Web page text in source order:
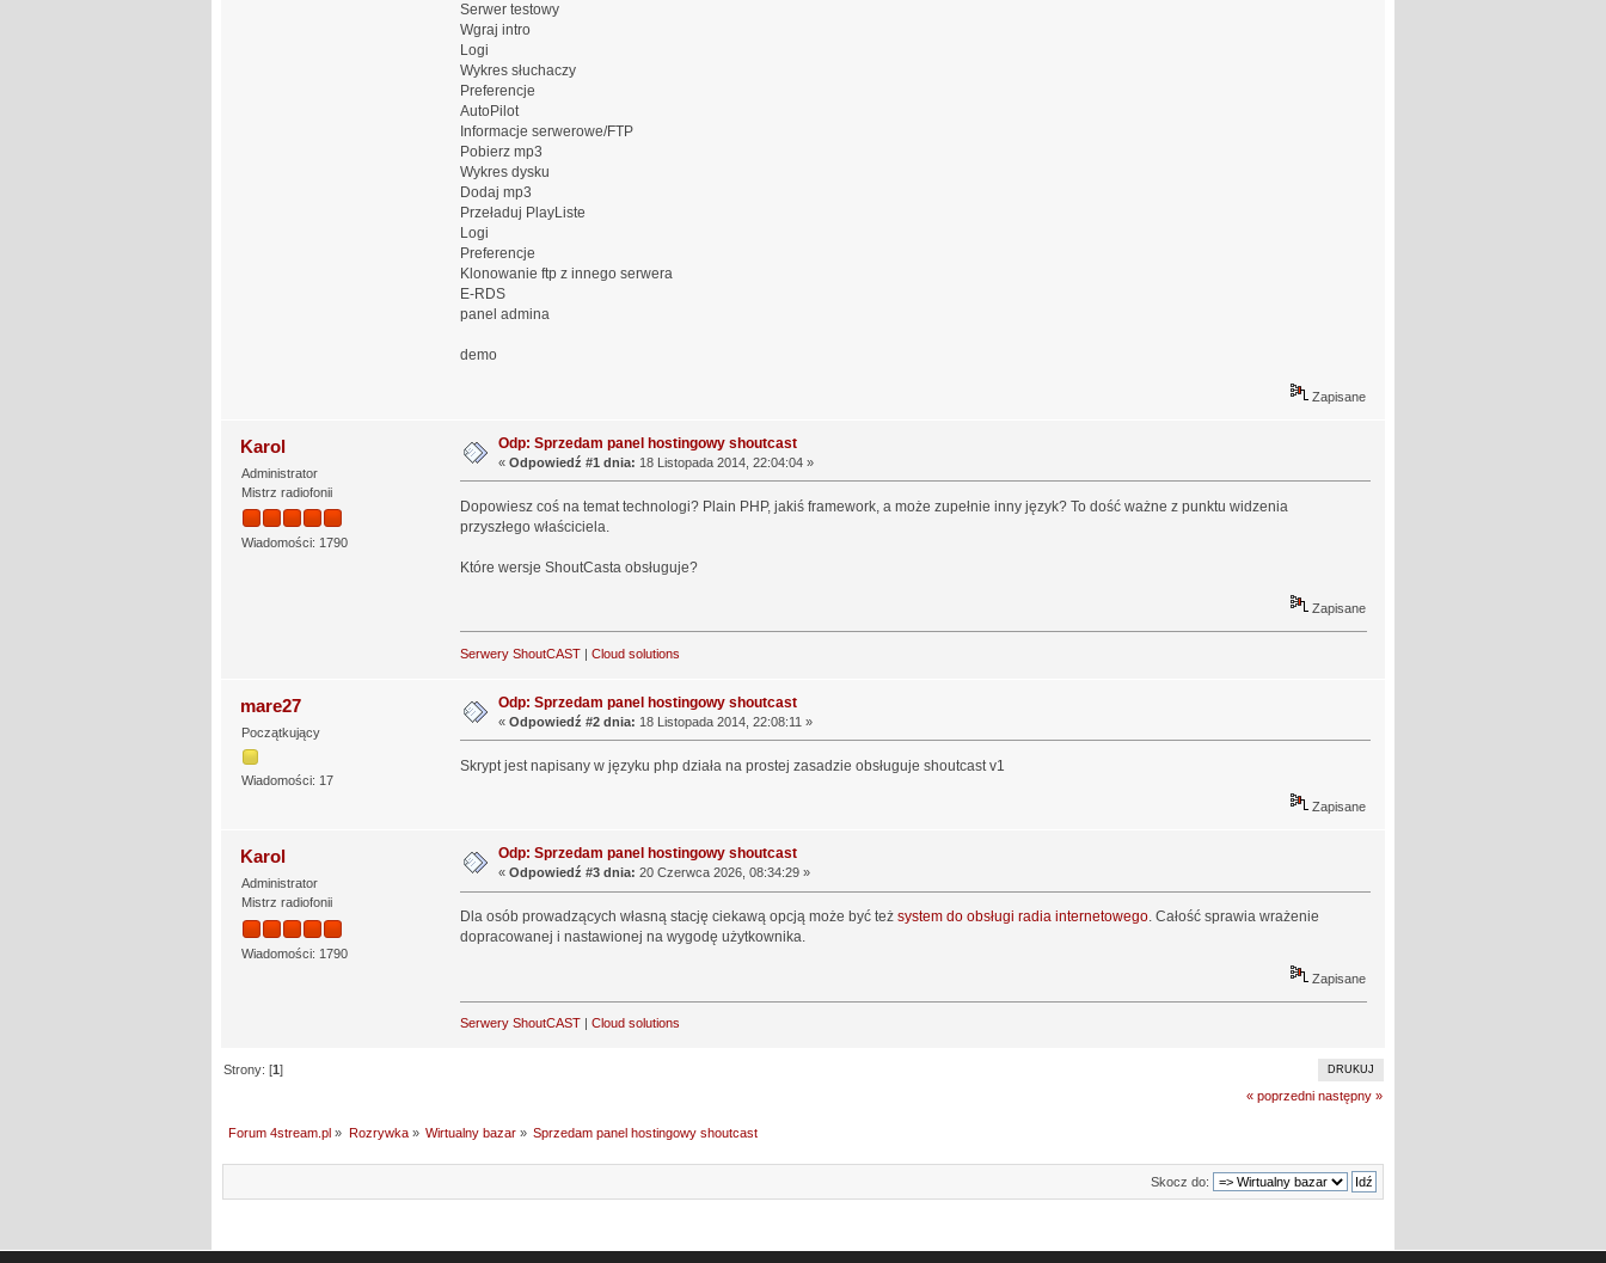
Serwer testowy
Wgraj intro
Logi
Wykres słuchaczy
Preferencje
AutoPilot
Informacje serwerowe/FTP
Pobierz mp3
Wykres dysku
Dodaj mp3
Przeładuj PlayListe
Logi
Preferencje
Klonowanie ftp z innego serwera
E-RDS
panel admina
demo
Zapisane
Karol
Administrator
Mistrz radiofonii
Wiadomości: 1790
Odp: Sprzedam panel hostingowy shoutcast
« Odpowiedź #1 dnia: 18 Listopada 2014, 22:04:04 »
Dopowiesz coś na temat technologi? Plain PHP, jakiś framework, a może zupełnie inny język? To dość ważne z punktu widzenia
przyszłego właściciela.
Które wersje ShoutCasta obsługuje?
Zapisane
Serwery ShoutCAST| Cloud solutions
mare27
Początkujący
Wiadomości: 17
Odp: Sprzedam panel hostingowy shoutcast
« Odpowiedź #2 dnia: 18 Listopada 2014, 22:08:11 »
Skrypt jest napisany w języku php działa na prostej zasadzie obsługuje shoutcast v1
Zapisane
Karol
Administrator
Mistrz radiofonii
Wiadomości: 1790
Odp: Sprzedam panel hostingowy shoutcast
« Odpowiedź #3 dnia: 20 Czerwca 2026, 08:34:29 »
Dla osób prowadzących własną stację ciekawą opcją może być też system do obsługi radia internetowego. Całość sprawia wrażenie
dopracowanej i nastawionej na wygodę użytkownika.
Zapisane
Serwery ShoutCAST| Cloud solutions
DRUKUJ
Strony: [1]
« poprzedni następny »
Forum 4stream.pl » Rozrywka» Wirtualny bazar» Sprzedam panel hostingowy shoutcast
Skocz do: